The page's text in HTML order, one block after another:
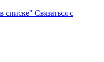
списке" Связаться с